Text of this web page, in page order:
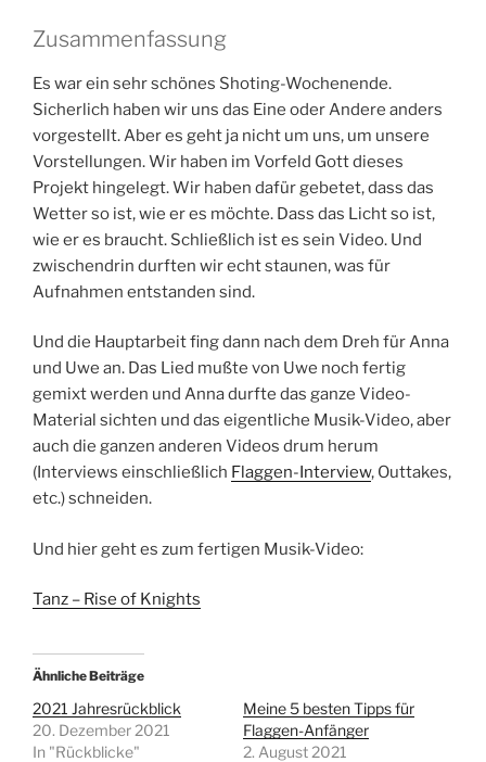
Zusammenfassung
Es war ein sehr schönes Shoting-Wochenende.
Sicherlich haben wir uns das Eine oder Andere anders
vorgestellt. Aber es geht ja nicht um uns, um unsere
Vorstellungen. Wir haben im Vorfeld Gott dieses
Projekt hingelegt. Wir haben dafür gebetet, dass das
Wetter so ist, wie er es möchte. Dass das Licht so ist,
wie er es braucht. Schließlich ist es sein Video. Und
zwischendrin durften wir echt staunen, was für
Aufnahmen entstanden sind.
Und die Hauptarbeit fing dann nach dem Dreh für Anna
und Uwe an. Das Lied mußte von Uwe noch fertig
gemixt werden und Anna durfte das ganze Video-
Material sichten und das eigentliche Musik-Video, aber
auch die ganzen anderen Videos drum herum
(Interviews einschließlich Flaggen-Interview, Outtakes,
etc.) schneiden.
Und hier geht es zum fertigen Musik-Video:
Tanz – Rise of Knights
Ähnliche Beiträge
2021 Jahresrückblick
20. Dezember 2021
In "Rückblicke"
Meine 5 besten Tipps für
Flaggen-Anfänger
2. August 2021